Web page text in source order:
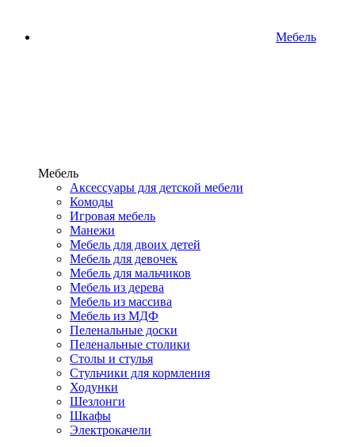
Мебель
Мебель
Аксессуары для детской мебели
Комоды
Игровая мебель
Манежи
Мебель для двоих детей
Мебель для девочек
Мебель для мальчиков
Мебель из дерева
Мебель из массива
Мебель из МДФ
Пеленальные доски
Пеленальные столики
Столы и стулья
Стульчики для кормления
Ходунки
Шезлонги
Шкафы
Электрокачели